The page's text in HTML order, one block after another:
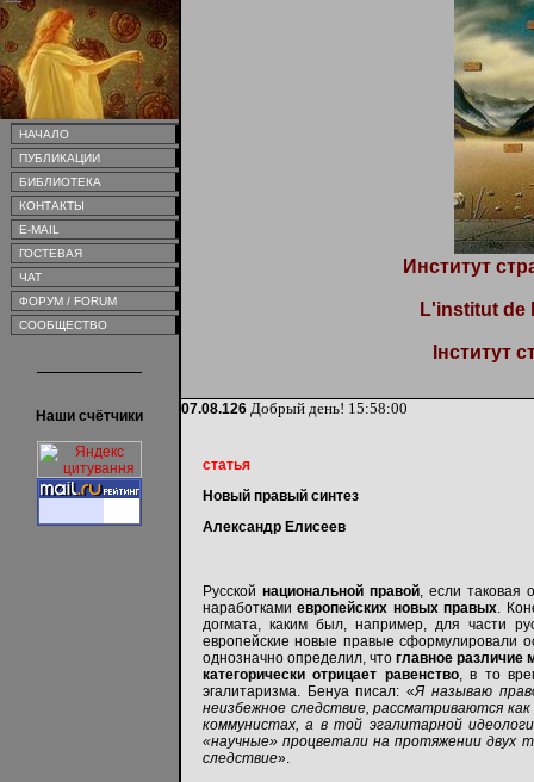
НАЧАЛО
ПУБЛИКАЦИИ
БИБЛИОТЕКА
КОНТАКТЫ
E-MAIL
ГОСТЕВАЯ
ЧАТ
ФОРУМ / FORUM
СООБЩЕСТВО
Наши счётчики
Институт
L'institut de
Інститут
07.08.126 Добрый день! 15:58:00
статья
Новый правый синтез
Александр Елисеев
Русской национальной правой, если таковая
наработкамиевропейских новых правых.
догмата, каким был, например, для части
европейские новые правые сформулировали
однозначно определил, чтоглавное различие
категорически отрицает равенство, в то
эгалитаризма. Бенуа писал: «Я называю
неизбежное следствие, рассматриваются
коммунистах, а в той эгалитарной
«научные» процветали на протяжении двух
следствие».